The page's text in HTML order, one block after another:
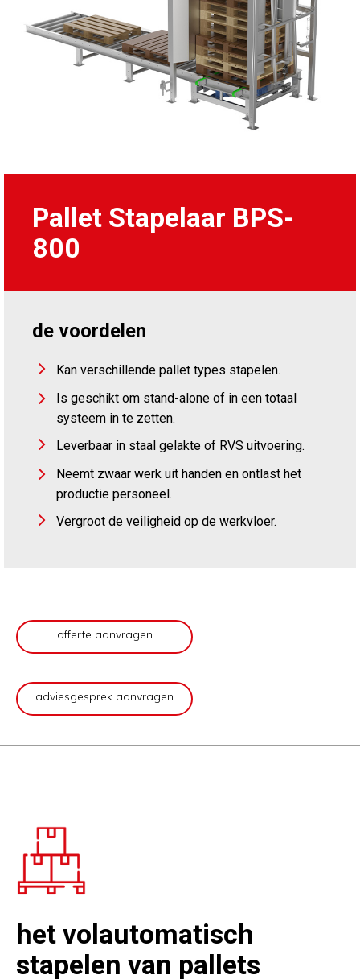
Pallet Stapelaar BPS-
800
de voordelen
Kan verschillende pallet types stapelen.
Is geschikt om stand-alone of in een totaal
systeem in te zetten.
Leverbaar in staal gelakte of RVS uitvoering.
Neemt zwaar werk uit handen en ontlast het
productie personeel.
Vergroot de veiligheid op de werkvloer.
offerte aanvragen
adviesgesprek aanvragen
het volautomatisch
stapelen van pallets